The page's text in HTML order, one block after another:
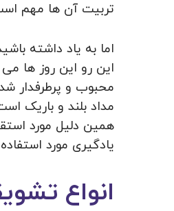
تربیت آن ها مهم
اما به یاد داشته
این رو این روز ها
محبوب و پرطرفدار
مداد بلند و باریک
همین دلیل مورد
یادگیری مورد
انواع